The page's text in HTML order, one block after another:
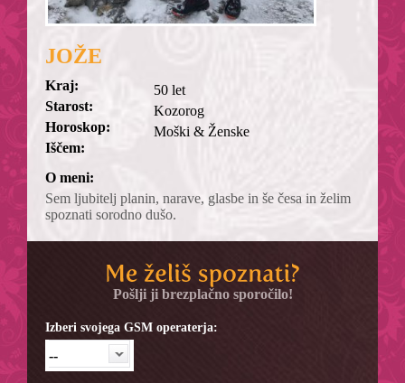
JOŽE
Kraj:
Starost:
Horoskop:
Iščem:
50 let
Kozorog
Moški & Ženske
O meni:
Sem ljubitelj planin, narave, glasbe in še česa in želim
spoznati sorodno dušo.
Pošlji ji brezplačno sporočilo!
Izberi svojega GSM operaterja:
--